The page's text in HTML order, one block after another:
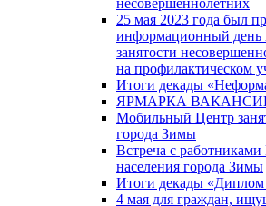
25 мая 2023 года был
информационный день
занятости
на профилактическом
Итоги декады
ЯРМАРКА ВАКАНСИЙ
Мобильный Центр
города Зимы
Встреча с работниками
населения города Зимы
Итоги декады «Диплом
4 мая для граждан,